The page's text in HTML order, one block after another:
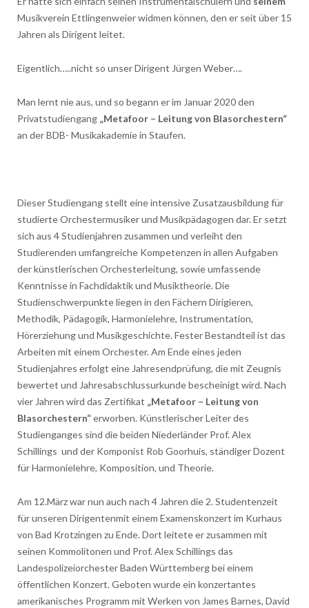
Musikverein Ettlingenweier widmen können, den er seit über 15
Jahren als Dirigent leitet.
Eigentlich…..nicht so unser Dirigent Jürgen Weber….
Man lernt nie aus, und so begann er im Januar 2020 den
Privatstudiengang „Metafoor – Leitung von Blasorchestern“
an der BDB- Musikakademie in Staufen.
Dieser Studiengang stellt eine intensive Zusatzausbildung für
studierte Orchestermusiker und Musikpädagogen dar. Er setzt
sich aus 4 Studienjahren zusammen und verleiht den
Studierenden umfangreiche Kompetenzen in allen Aufgaben
der künstlerischen Orchesterleitung, sowie umfassende
Kenntnisse in Fachdidaktik und Musiktheorie. Die
Studienschwerpunkte liegen in den Fächern Dirigieren,
Methodik, Pädagogik, Harmonielehre, Instrumentation,
Hörerziehung und Musikgeschichte. Fester Bestandteil ist das
Arbeiten mit einem Orchester. Am Ende eines jeden
Studienjahres erfolgt eine Jahresendprüfung, die mit Zeugnis
bewertet und Jahresabschlussurkunde bescheinigt wird. Nach
vier Jahren wird das Zertifikat „Metafoor – Leitung von
Blasorchestern“erworben. Künstlerischer Leiter des
Studienganges sind die beiden Niederländer Prof. Alex
Schillings und der Komponist Rob Goorhuis, ständiger Dozent
für Harmonielehre, Komposition, und Theorie.
Am 12.März war nun auch nach 4 Jahren die 2. Studentenzeit
für unseren Dirigentenmit einem Examenskonzert im Kurhaus
von Bad Krotzingen zu Ende. Dort leitete er zusammen mit
seinen Kommolitonen und Prof. Alex Schillings das
Landespolizeiorchester Baden Württemberg bei einem
öffentlichen Konzert. Geboten wurde ein konzertantes
amerikanisches Programm mit Werken von James Barnes, David